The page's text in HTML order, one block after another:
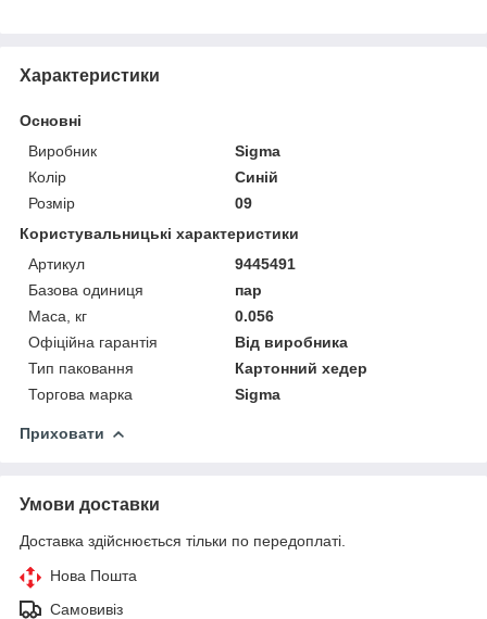
Характеристики
Основні
Виробник
Sigma
Колір
Синій
Розмір
09
Користувальницькі характеристики
Артикул
9445491
Базова одиниця
пар
Маса, кг
0.056
Офіційна гарантія
Від виробника
Тип паковання
Картонний хедер
Торгова марка
Sigma
Приховати
Умови доставки
Доставка здійснюється тільки по передоплаті.
Нова Пошта
Самовивіз